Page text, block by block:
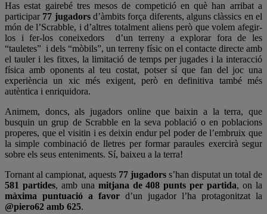
Has estat gairebé tres mesos de competició en què han arribat a
participar 77 jugadorsd’àmbits força diferents, alguns clàssics en el
món de l’Scrabble, i d’altres totalment aliens però que volem afegir-
los i fer-los coneixedors d’un terreny a explorar fora de les
“tauletes” i dels “mòbils”, un terreny físic on el contacte directe amb
el tauler i les fitxes, la limitació de temps per jugades i la interacció
física amb oponents al teu costat, potser sí que fan del joc una
experiència un xic més exigent, però en definitiva també més
autèntica i enriquidora.
Animem, doncs, als jugadors online que baixin a la terra, que
busquin un grup de Scrabble en la seva població o en poblacions
properes, que el visitin i es deixin endur pel poder de l’embruix que
la simple combinació de lletres per formar paraules exercirà segur
sobre els seus enteniments. Sí, baixeu a la terra!
Tornant al campionat, aquests 77 jugadors s’han disputat un total de
581 partides, amb una mitjana de 408 punts per partida, on la
màxima puntuació a favor d’un jugador l’ha protagonitzat la
@piero62 amb 625.